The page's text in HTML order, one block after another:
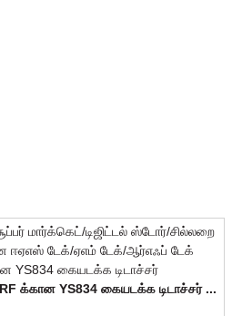
க்கான YS834 கையடக்க டிடாச்சர் ...